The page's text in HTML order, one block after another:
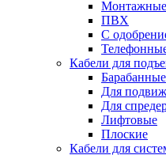
Монтажные
ПВХ
С
Кабели для
Барабанные
Для
Для
Лифтовые
Плоские
Кабели для